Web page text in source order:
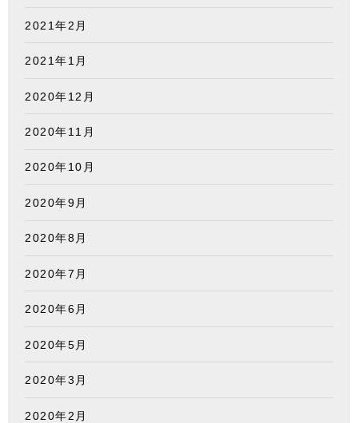
2021年2月
2021年1月
2020年12月
2020年11月
2020年10月
2020年9月
2020年8月
2020年7月
2020年6月
2020年5月
2020年3月
2020年2月